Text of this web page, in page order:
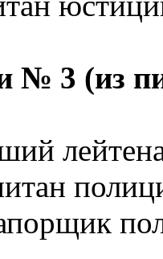
№ 3 (из